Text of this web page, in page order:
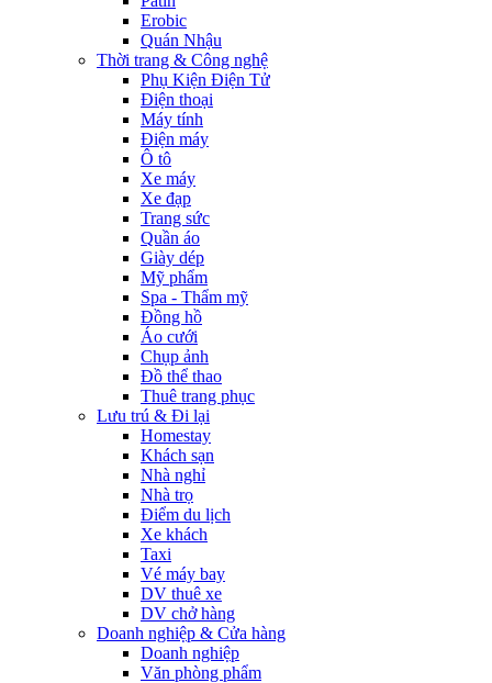
Erobic
Quán Nhậu
Thời trang & Công nghệ
Phụ Kiện Điện Tử
Điện thoại
Máy tính
Điện máy
Ô tô
Xe máy
Xe đạp
Trang sức
Quần áo
Giày dép
Mỹ phẩm
Spa - Thẩm mỹ
Đồng hồ
Áo cưới
Chụp ảnh
Đồ thể thao
Thuê trang phục
Lưu trú & Đi lại
Homestay
Khách sạn
Nhà nghỉ
Nhà trọ
Điểm du lịch
Xe khách
Taxi
Vé máy bay
DV thuê xe
DV chở hàng
Doanh nghiệp & Cửa hàng
Doanh nghiệp
Văn phòng phẩm